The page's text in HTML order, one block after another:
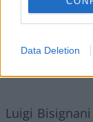
Data Deletion
Luigi